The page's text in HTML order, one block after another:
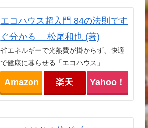
エコハウス超入門 84の法則です
ぐ分かる 松尾和也 (著)
省エネルギーで光熱費が掛からず、快適
で健康に暮らせる「エコハウス」
Amazon 楽天 Yahoo！